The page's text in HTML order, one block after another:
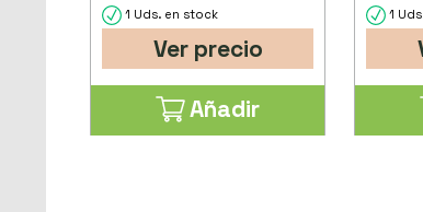
1 Uds. en stock
Ver precio
Añadir
1